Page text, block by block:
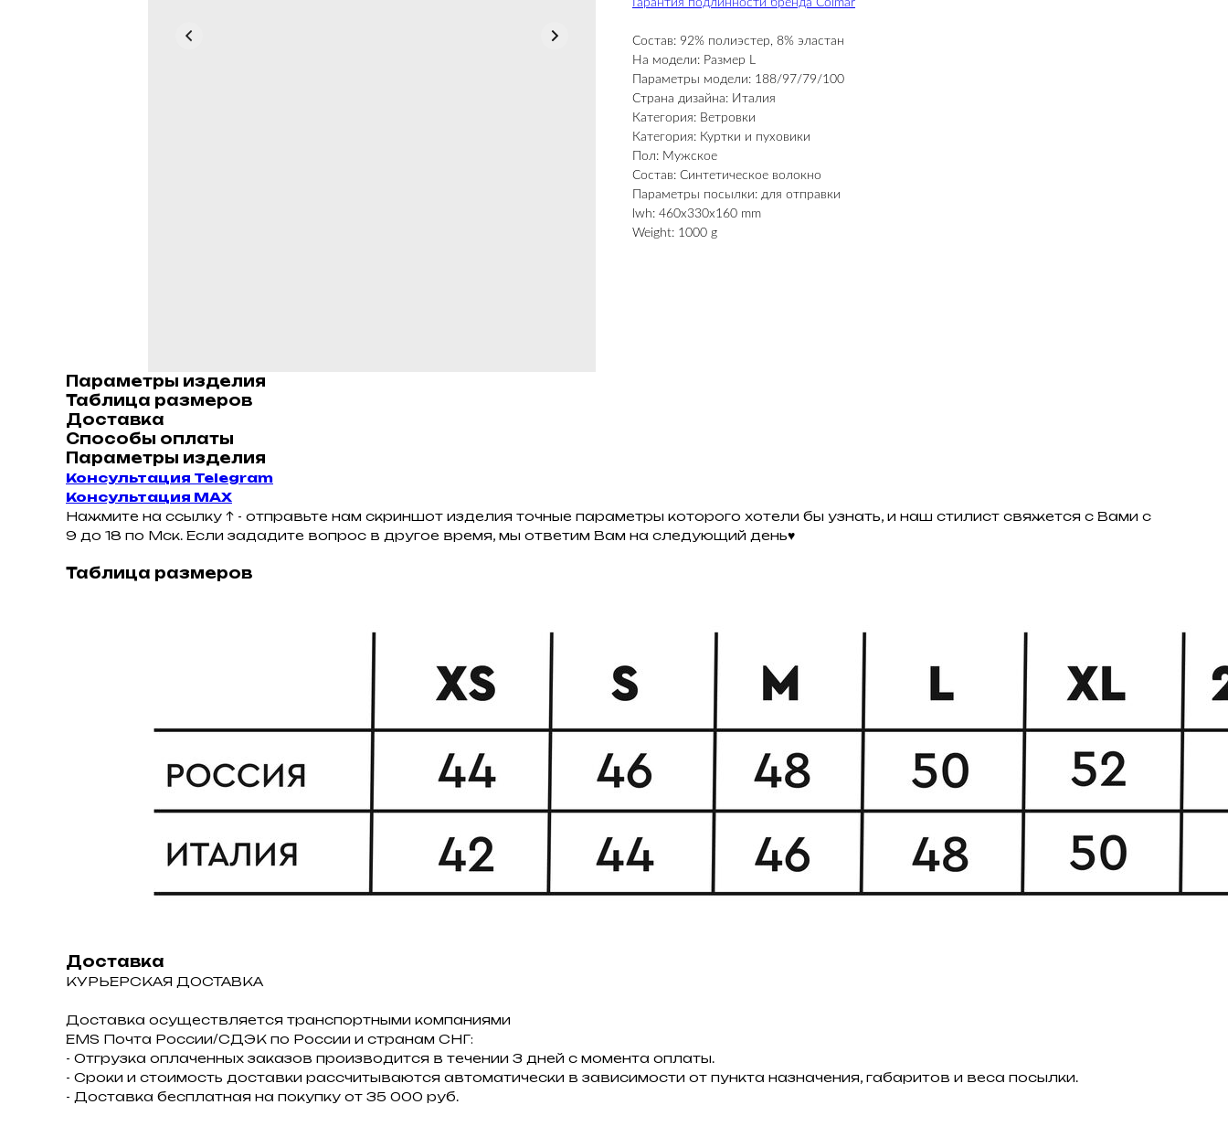
Гарантия подлинности бренда Colmar
Состав: 92% полиэстер, 8% эластан
На модели: Размер L
Параметры модели: 188/97/79/100
Страна дизайна: Италия
Категория: Ветровки
Категория: Куртки и пуховики
Пол: Мужское
Состав: Синтетическое волокно
Параметры посылки: для отправки
lwh: 460x330x160 mm
Weight: 1000 g
Параметры изделия
Таблица размеров
Доставка
Способы оплаты
Параметры изделия
Консультация Telegram
Консультация MAX
Нажмите на ссылку ↑ - отправьте нам скриншот изделия точные параметры которого хотели бы узнать, и наш стилист свяжется с Вами с
9 до 18 по Мск. Если зададите вопрос в другое время, мы ответим Вам на следующий день♥
Таблица размеров
Доставка
КУРЬЕРСКАЯ ДОСТАВКА
Доставка осуществляется транспортными компаниями
ЕMS Почта России/СДЭК по России и странам СНГ:
- Отгрузка оплаченных заказов производится в течении 3 дней с момента оплаты.
- Сроки и стоимость доставки рассчитываются автоматически в зависимости от пункта назначения, габаритов и веса посылки.
- Доставка бесплатная на покупку от 35 000 руб.